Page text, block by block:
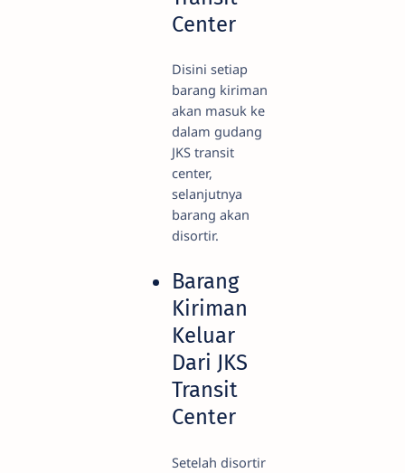
Center
Disini setiap
barang kiriman
akan masuk ke
dalam gudang
JKS transit
center,
selanjutnya
barang akan
disortir.
Barang
Kiriman
Keluar
Dari JKS
Transit
Center
Setelah disortir